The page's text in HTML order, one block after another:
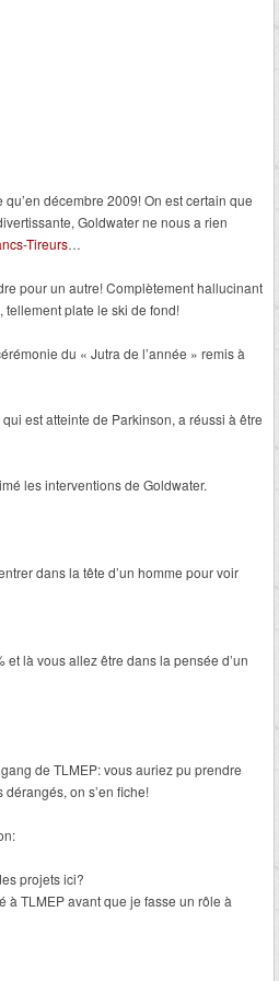
décembre 2009! On est certain que
Goldwater ne nous a rien
Tireurs…
pour un autre! Complètement hallucinant
tellement plate le ski de fond!
du « Jutra de l’année » remis à
est atteinte de Parkinson, a réussi à être
les interventions de Goldwater.
dans la tête d’un homme pour voir
là vous allez être dans la pensée d’un
de TLMEP: vous auriez pu prendre
on s’en fiche!
projets ici?
à TLMEP avant que je fasse un rôle à